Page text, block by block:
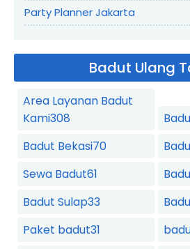
Party Planner Jakarta
Badut Ulang
Area Layanan Badut
Kami308
Badut Bekasi70
Sewa Badut61
Badut Sulap33
Paket badut31